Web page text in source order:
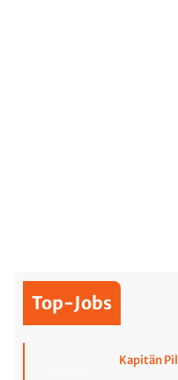
Top-Jobs
Kapitän